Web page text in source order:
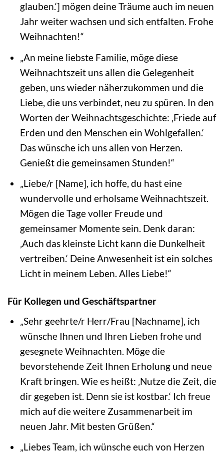
glauben.‘] mögen deine Träume auch im neuen
Jahr weiter wachsen und sich entfalten. Frohe
Weihnachten!“
„An meine liebste Familie, möge diese
Weihnachtszeit uns allen die Gelegenheit
geben, uns wieder näherzukommen und die
Liebe, die uns verbindet, neu zu spüren. In den
Worten der Weihnachtsgeschichte: ‚Friede auf
Erden und den Menschen ein Wohlgefallen.‘
Das wünsche ich uns allen von Herzen.
Genießt die gemeinsamen Stunden!“
„Liebe/r [Name], ich hoffe, du hast eine
wundervolle und erholsame Weihnachtszeit.
Mögen die Tage voller Freude und
gemeinsamer Momente sein. Denk daran:
‚Auch das kleinste Licht kann die Dunkelheit
vertreiben.‘ Deine Anwesenheit ist ein solches
Licht in meinem Leben. Alles Liebe!“
Für Kollegen und Geschäftspartner
„Sehr geehrte/r Herr/Frau [Nachname], ich
wünsche Ihnen und Ihren Lieben frohe und
gesegnete Weihnachten. Möge die
bevorstehende Zeit Ihnen Erholung und neue
Kraft bringen. Wie es heißt: ‚Nutze die Zeit, die
dir gegeben ist. Denn sie ist kostbar.‘ Ich freue
mich auf die weitere Zusammenarbeit im
neuen Jahr. Mit besten Grüßen.“
„Liebes Team, ich wünsche euch von Herzen